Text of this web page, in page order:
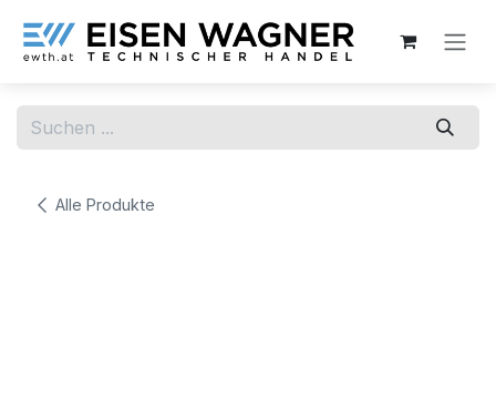
Alle Produkte